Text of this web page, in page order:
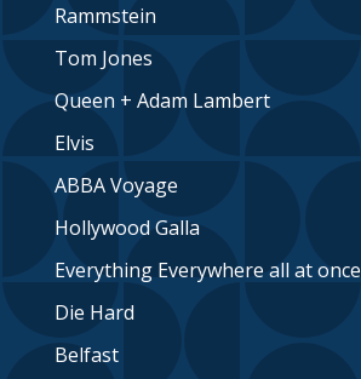
Rammstein
Tom Jones
Queen + Adam Lambert
Elvis
ABBA Voyage
Hollywood Galla
Everything Everywhere all at once
Die Hard
Belfast